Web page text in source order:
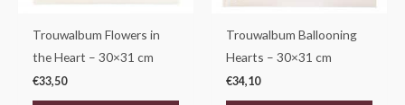
Trouwalbum Flowers in
the Heart – 30×31 cm
€33,50
Trouwalbum Ballooning
Hearts – 30×31 cm
€34,10